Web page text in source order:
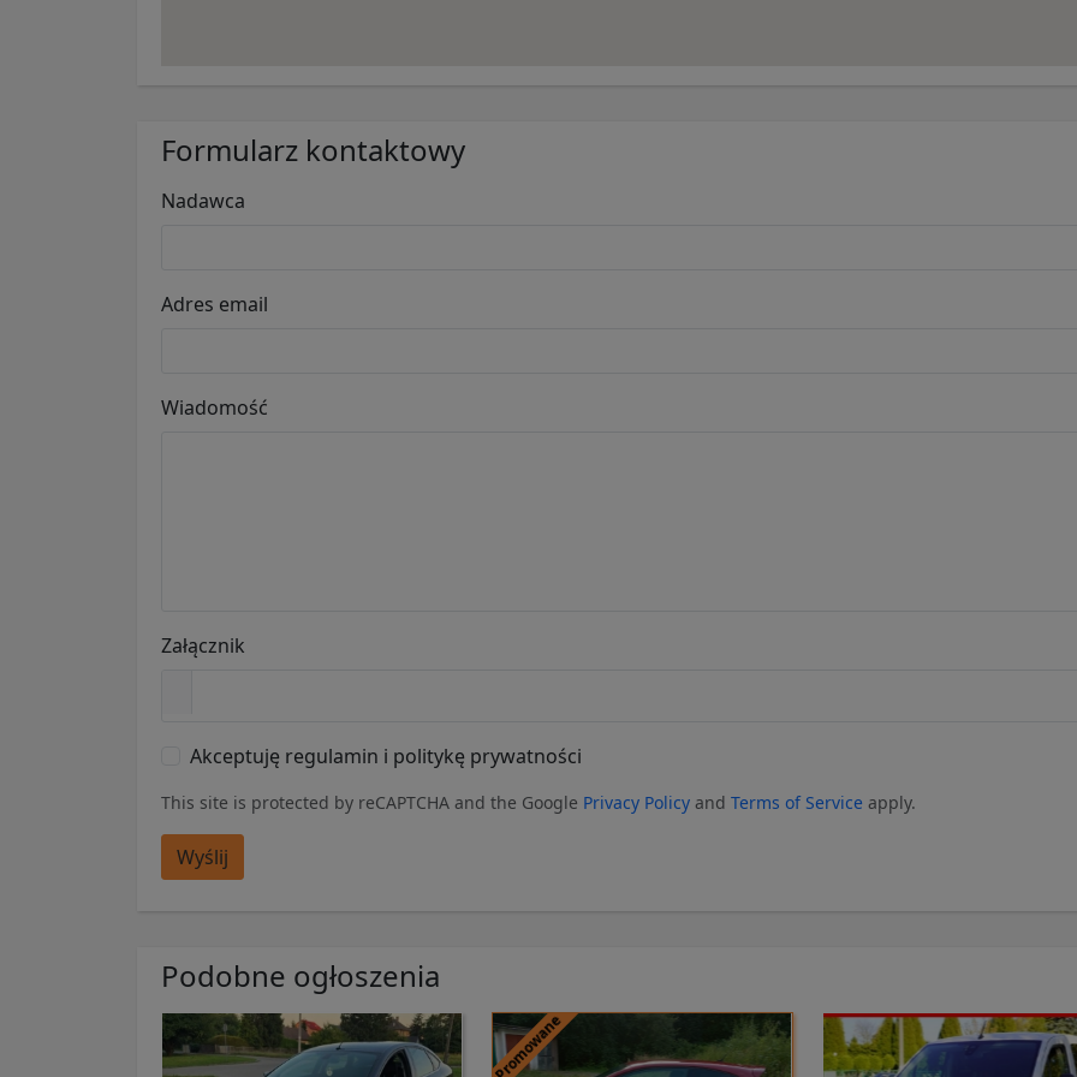
Formularz kontaktowy
Nadawca
Adres email
Wiadomość
Załącznik
Akceptuję regulamin i politykę prywatności
This site is protected by reCAPTCHA and the Google Privacy Policy and Terms of Service apply.
Wyślij
Podobne ogłoszenia
Promowane